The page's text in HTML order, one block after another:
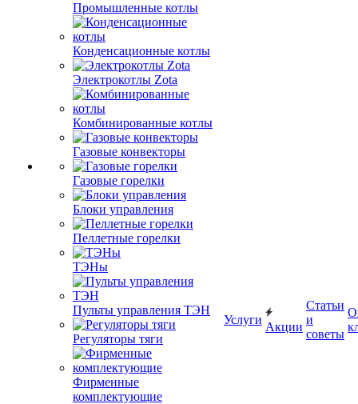
Промышленные котлы
Конденсационные котлы
Электрокотлы Zota
Комбинированные котлы
Газовые конвекторы
Газовые горелки
Блоки управления
Пеллетные горелки
ТЭНы
Пульты управления ТЭН
Регуляторы тяги
Фирменные
комплектующие
Услуги
Акции
Статьи
и
советы